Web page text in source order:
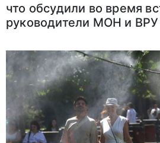
что обсудили во время
руководители МОН и ВРУ